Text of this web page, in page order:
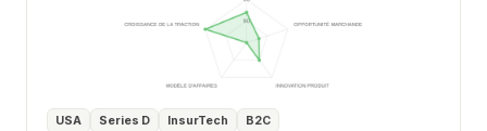
USA Series D InsurTech B2C